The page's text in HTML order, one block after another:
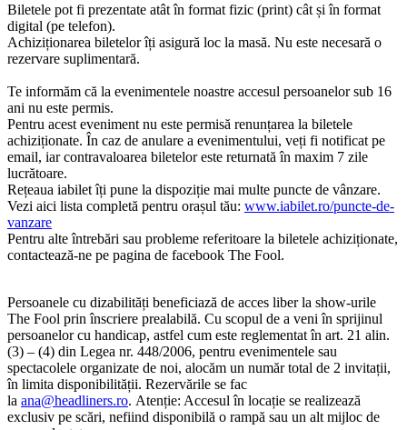
Biletele pot fi prezentate atât în format fizic (print) cât și în format
digital (pe telefon).
Achiziționarea biletelor îți asigură loc la masă. Nu este necesară o
rezervare suplimentară.
Te informăm că la evenimentele noastre accesul persoanelor sub 16
ani nu este permis.
Pentru acest eveniment nu este permisă renunțarea la biletele
achiziționate. În caz de anulare a evenimentului, veți fi notificat pe
email, iar contravaloarea biletelor este returnată în maxim 7 zile
lucrătoare.
Rețeaua iabilet îți pune la dispoziție mai multe puncte de vânzare.
Vezi aici lista completă pentru orașul tău: www.iabilet.ro/puncte-de-
vanzare
Pentru alte întrebări sau probleme referitoare la biletele achiziționate,
contactează-ne pe pagina de facebook The Fool.
Persoanele cu dizabilități beneficiază de acces liber la show-urile
The Fool prin înscriere prealabilă. Cu scopul de a veni în sprijinul
persoanelor cu handicap, astfel cum este reglementat în art. 21 alin.
(3) – (4) din Legea nr. 448/2006, pentru evenimentele sau
spectacolele organizate de noi, alocăm un număr total de 2 invitații,
în limita disponibilității. Rezervările se fac
la ana@headliners.ro. Atenție: Accesul în locație se realizează
exclusiv pe scări, nefiind disponibilă o rampă sau un alt mijloc de